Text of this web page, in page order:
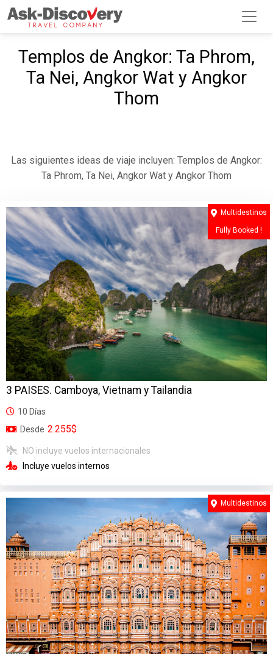
Templos de Angkor: Ta Phrom,
Ta Nei, Angkor Wat y Angkor
Thom
Las siguientes ideas de viaje incluyen: Templos de Angkor:
Ta Phrom, Ta Nei, Angkor Wat y Angkor Thom
3 PAISES. Camboya, Vietnam y Tailandia
10 Días
Desde 2.255$
NO incluye vuelos internacionales
Incluye vuelos internos
Multidestinos
Fully Booked !
Multidestinos